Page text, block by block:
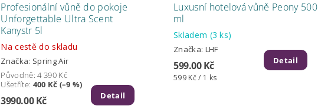
Profesionální vůně do pokoje
Unforgettable Ultra Scent
Kanystr 5l
Na cestě do skladu
Značka: Spring Air
Původně:4 390 Kč
Ušetříte: 400 Kč (–9 %)
3990.00 Kč Detail
Luxusní hotelová vůně Peony 500
ml
Skladem (3 ks)
Značka: LHF
599.00 Kč
599 Kč / 1 ks
Detail